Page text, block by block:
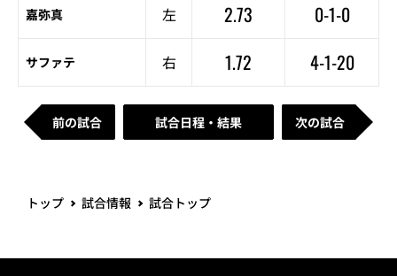
嘉弥真 左 2.73 0-1-0
サファテ 右 1.72 4-1-20
前の試合 試合日程・結果 次の試合
トップ 試合情報 試合トップ